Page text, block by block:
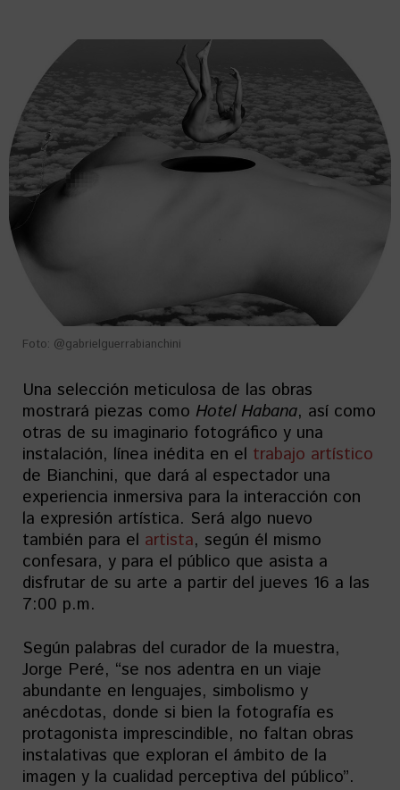
Foto: @gabrielguerrabianchini
Una selección meticulosa de las obras
mostrará piezas como Hotel Habana, así como
otras de su imaginario fotográfico y una
instalación, línea inédita en el trabajo artístico
de Bianchini, que dará al espectador una
experiencia inmersiva para la interacción con
la expresión artística. Será algo nuevo
también para el artista, según él mismo
confesara, y para el público que asista a
disfrutar de su arte a partir del jueves 16 a las
7:00 p.m.
Según palabras del curador de la muestra,
Jorge Peré, “se nos adentra en un viaje
abundante en lenguajes, simbolismo y
anécdotas, donde si bien la fotografía es
protagonista imprescindible, no faltan obras
instalativas que exploran el ámbito de la
imagen y la cualidad perceptiva del público”.